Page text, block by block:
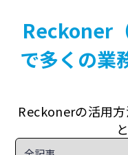
Reckoner
で多くの業
Reckonerの活用方